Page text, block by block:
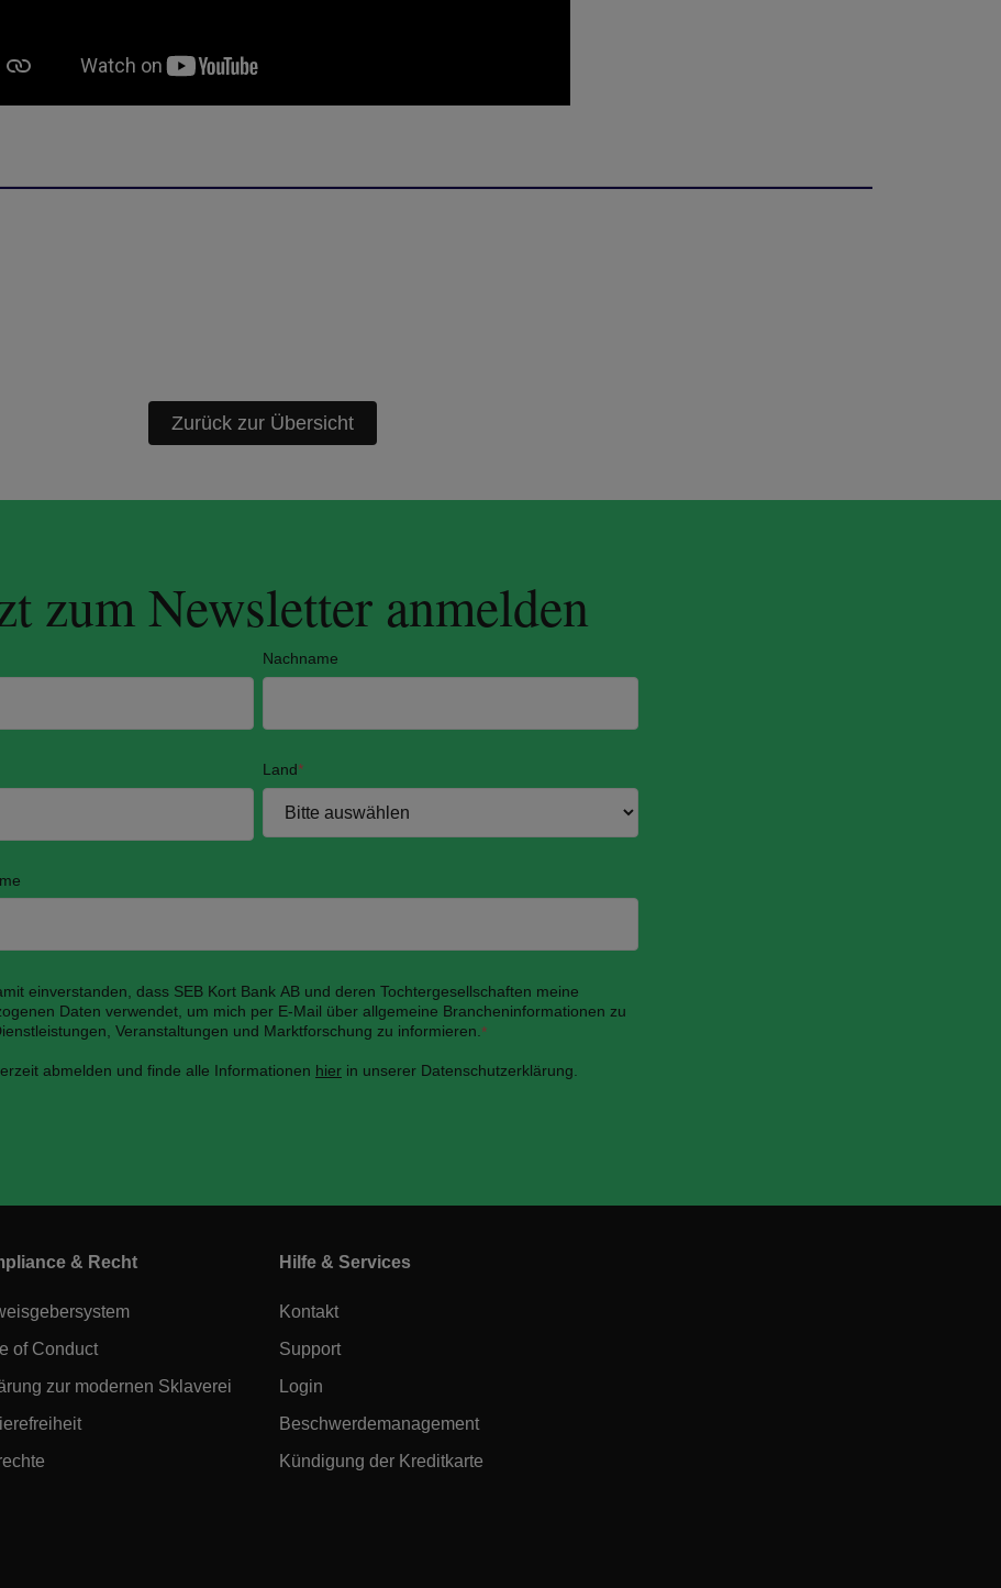
Zurück zur Übersicht
zum Newsletter anmelden
Nachname
Land*
einverstanden, dass SEB Kort Bank AB und deren Tochtergesellschaften meine
Daten verwendet, um mich per E-Mail über allgemeine Brancheninformationen zu
Veranstaltungen und Marktforschung zu informieren. *
abmelden und finde alle Informationen hier in unserer Datenschutzerklärung.
& Recht
of Conduct
zur modernen Sklaverei
Hilfe & Services
Kontakt
Support
Login
Beschwerdemanagement
Kündigung der Kreditkarte